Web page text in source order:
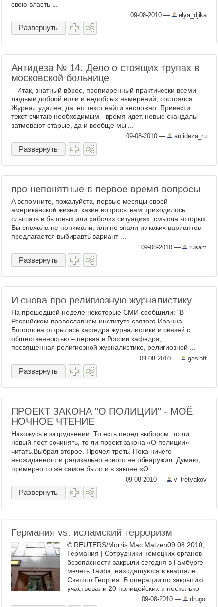
свою власть ...
09-08-2010 — elya_djika
Развернуть
Антидеза № 14. Дело о стоящих трупах в
московской больнице
Итак, знатный вброс, пропиаренный практически всеми
людьми доброй воли и недобрых намерений, состоялся.
Журнал удален, да, но текст найти несложно. Привести
текст считаю необходимым - время идет, новые скандалы
затмевают старые, да и вообще мы ...
09-08-2010 — antideza_ru
Развернуть
про непонятные в первое время вопросы
А вспомните, пожалуйста, первые месяцы своей
американской жизни: какие вопросы вам приходилось
слышать в бытовых или рабочих ситуациях, смысла которых
Вы сначала не понимали, или не знали из каких вариантов
предлагается выбиравть вариант ...
09-08-2010 — rusam
Развернуть
И снова про религиозную журналистику
На прошедшей неделе некоторые СМИ сообщили: "В
Российском православном институте святого Иоанна
Богослова открылась кафедра журналистики и связей с
общественностью – первая в России кафедра,
посвященная религиозной журналистике, религиозной ...
09-08-2010 — gasloff
Развернуть
ПРОЕКТ ЗАКОНА "О ПОЛИЦИИ" - МОЁ
НОЧНОЕ ЧТЕНИЕ
Нахожусь в затруднении. То есть перед выбором: то ли
новый пост сочинять, то ли проект закона «О полиции»
читать.Выбрал второе. Прочел треть. Пока ничего
неожиданного и радикально нового не обнаружил. Думаю,
примерно то же самое было и в законе «О ...
09-08-2010 — v_tretyakov
Развернуть
Германия vs. исламский терроризм
© REUTERS/Morris Mac Matzen09.08.2010,
Германия | Сотрудники немецких органов
безопасности закрыли сегодня в Гамбурге
мечеть Таиба, находящуюся в квартале
Святого Георгия. В операции по закрытию
участвовали 20 полицейских и несколько
оперативных сотрудников в ...
09-08-2010 — drugoi